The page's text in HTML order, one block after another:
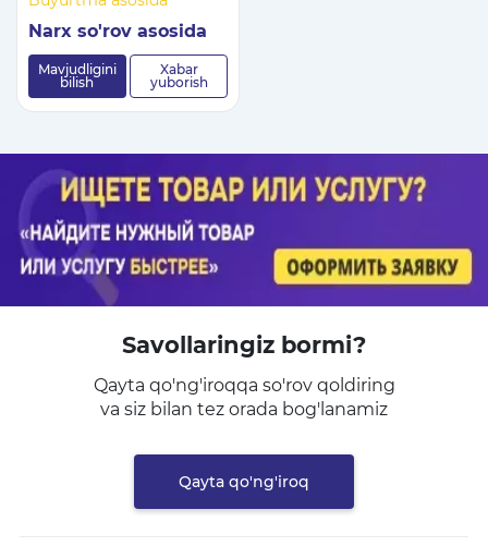
Narx so'rov asosida
Mavjudligini
bilish
Xabar
yuborish
Savollaringiz bormi?
Qayta qo'ng'iroqqa so'rov qoldiring
va siz bilan tez orada bog'lanamiz
Qayta qo'ng'iroq